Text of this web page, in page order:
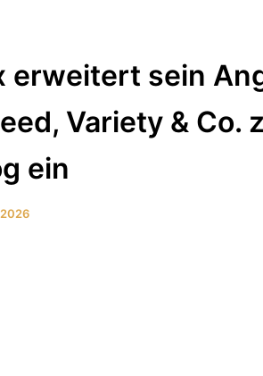
erweitert sein
Variety &
ein